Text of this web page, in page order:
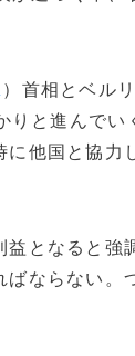
）首相とベル
と進んでい
他国と協力
となると強
ならない。